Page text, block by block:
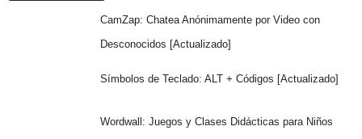
CamZap: Chatea Anónimamente por Video con
Desconocidos [Actualizado]
Símbolos de Teclado: ALT + Códigos [Actualizado]
Wordwall: Juegos y Clases Didácticas para Niños